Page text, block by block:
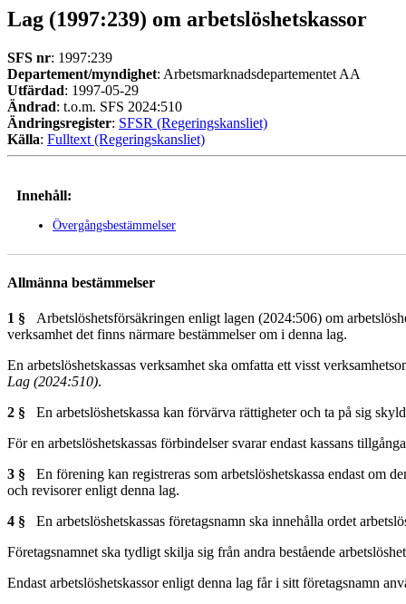
Lag (1997:239) om arbetslöshetskassor
SFS nr: 1997:239
Departement/myndighet: Arbetsmarknadsdepartementet AA
Utfärdad: 1997-05-29
Ändrad: t.o.m. SFS 2024:510
Ändringsregister: SFSR (Regeringskansliet)
Källa: Fulltext (Regeringskansliet)
Innehåll:
Övergångsbestämmelser
Allmänna bestämmelser
1 § Arbetslöshetsförsäkringen enligt lagen (2024:506) om
verksamhet det finns närmare bestämmelser om i denna lag.
En arbetslöshetskassas verksamhet ska omfatta ett visst
Lag (2024:510).
2 § En arbetslöshetskassa kan förvärva rättigheter och ta på sig
För en arbetslöshetskassas förbindelser svarar endast kassans
3 § En förening kan registreras som arbetslöshetskassa endast om
och revisorer enligt denna lag.
4 § En arbetslöshetskassas företagsnamn ska innehålla ordet
Företagsnamnet ska tydligt skilja sig från andra bestående
Endast arbetslöshetskassor enligt denna lag får i sitt företagsnamn